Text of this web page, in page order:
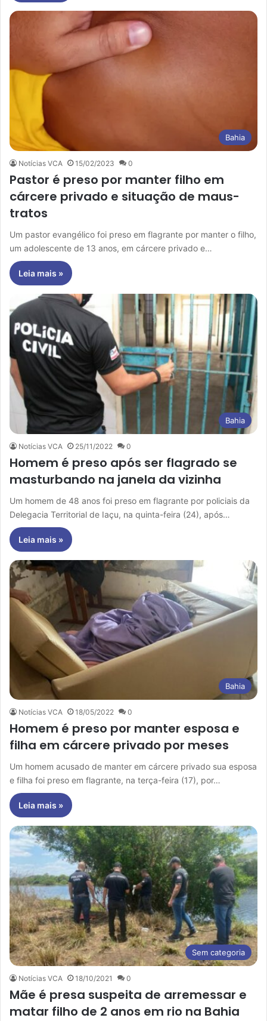
Bahia
Notícias VCA 15/02/2023 0
Pastor é preso por manter filho em
cárcere privado e situação de maus-
tratos
Um pastor evangélico foi preso em flagrante por manter o filho,
um adolescente de 13 anos, em cárcere privado e…
Leia mais »
Bahia
Notícias VCA 25/11/2022 0
Homem é preso após ser flagrado se
masturbando na janela da vizinha
Um homem de 48 anos foi preso em flagrante por policiais da
Delegacia Territorial de Iaçu, na quinta-feira (24), após…
Leia mais »
Bahia
Notícias VCA 18/05/2022 0
Homem é preso por manter esposa e
filha em cárcere privado por meses
Um homem acusado de manter em cárcere privado sua esposa
e filha foi preso em flagrante, na terça-feira (17), por…
Leia mais »
Sem categoria
Notícias VCA 18/10/2021 0
Mãe é presa suspeita de arremessar e
matar filho de 2 anos em rio na Bahia